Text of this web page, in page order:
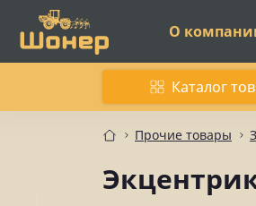
О
Каталог
Прочие товары